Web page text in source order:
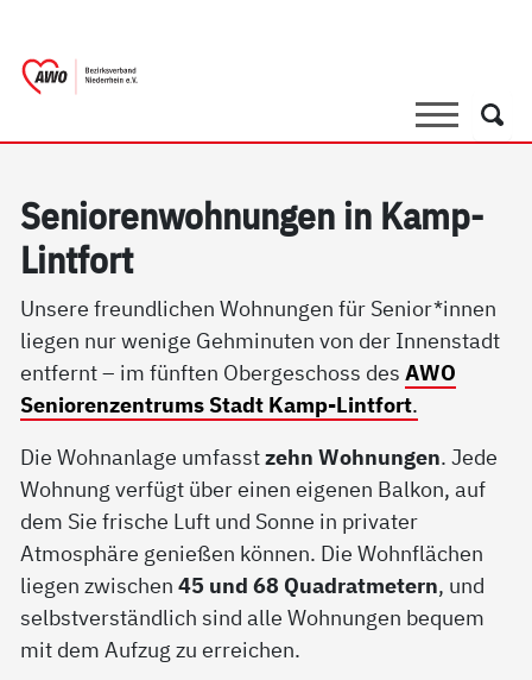
SucheSuche
Se­nio­ren­woh­nun­gen in Kamp-
Lint­fort
Unsere freundlichen Wohnungen für Senior*innen
liegen nur wenige Gehminuten von der Innenstadt
entfernt – im fünften Obergeschoss desAWO
Seniorenzentrums Stadt Kamp-Lintfort.
Die Wohnanlage umfasstzehn Wohnungen. Jede
Wohnung verfügt über einen eigenen Balkon, auf
dem Sie frische Luft und Sonne in privater
Atmosphäre genießen können. Die Wohnflächen
liegen zwischen45 und 68 Quadratmetern, und
selbstverständlich sind alle Wohnungen bequem
mit dem Aufzug zu erreichen.